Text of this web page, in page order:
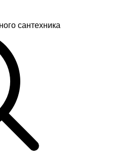
сантехника